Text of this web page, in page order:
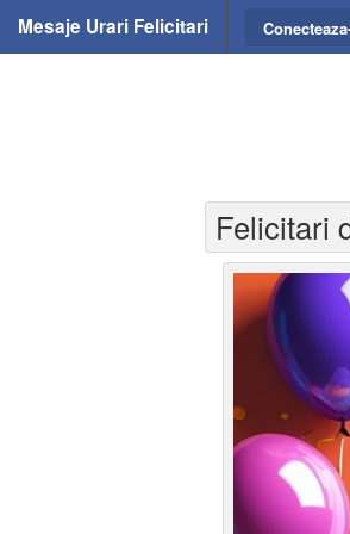
Mesaje Urari Felicitari
Felicitari